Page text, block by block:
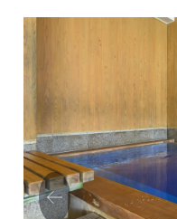
Prev
ious